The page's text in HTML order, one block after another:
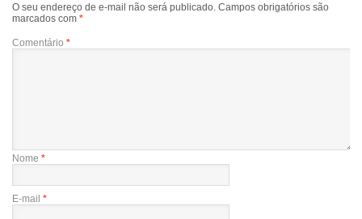
O seu endereço de e-mail não será publicado. Campos obrigatórios são
marcados com *
Comentário *
Nome *
E-mail *